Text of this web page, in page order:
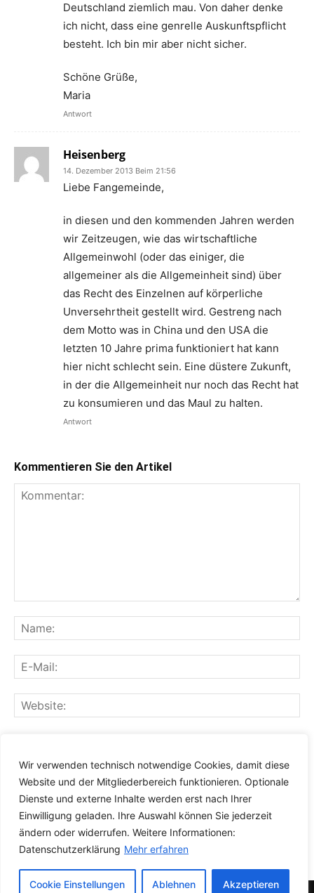
Wir verwenden technisch notwendige Cookies, damit diese
Website und der Mitgliederbereich funktionieren. Optionale
Dienste und externe Inhalte werden erst nach Ihrer
Einwilligung geladen. Ihre Auswahl können Sie jederzeit
ändern oder widerrufen. Weitere Informationen:
Datenschutzerklärung Mehr erfahren
Cookie Einstellungen Ablehnen Akzeptieren
Deutschland ziemlich mau. Von daher denke
ich nicht, dass eine genrelle Auskunftspflicht
besteht. Ich bin mir aber nicht sicher.
Schöne Grüße,
Maria
Antwort
Heisenberg
14. Dezember 2013 Beim 21:56
Liebe Fangemeinde,
in diesen und den kommenden Jahren werden
wir Zeitzeugen, wie das wirtschaftliche
Allgemeinwohl (oder das einiger, die
allgemeiner als die Allgemeinheit sind) über
das Recht des Einzelnen auf körperliche
Unversehrtheit gestellt wird. Gestreng nach
dem Motto was in China und den USA die
letzten 10 Jahre prima funktioniert hat kann
hier nicht schlecht sein. Eine düstere Zukunft,
in der die Allgemeinheit nur noch das Recht hat
zu konsumieren und das Maul zu halten.
Antwort
Kommentieren Sie den Artikel
Browser.